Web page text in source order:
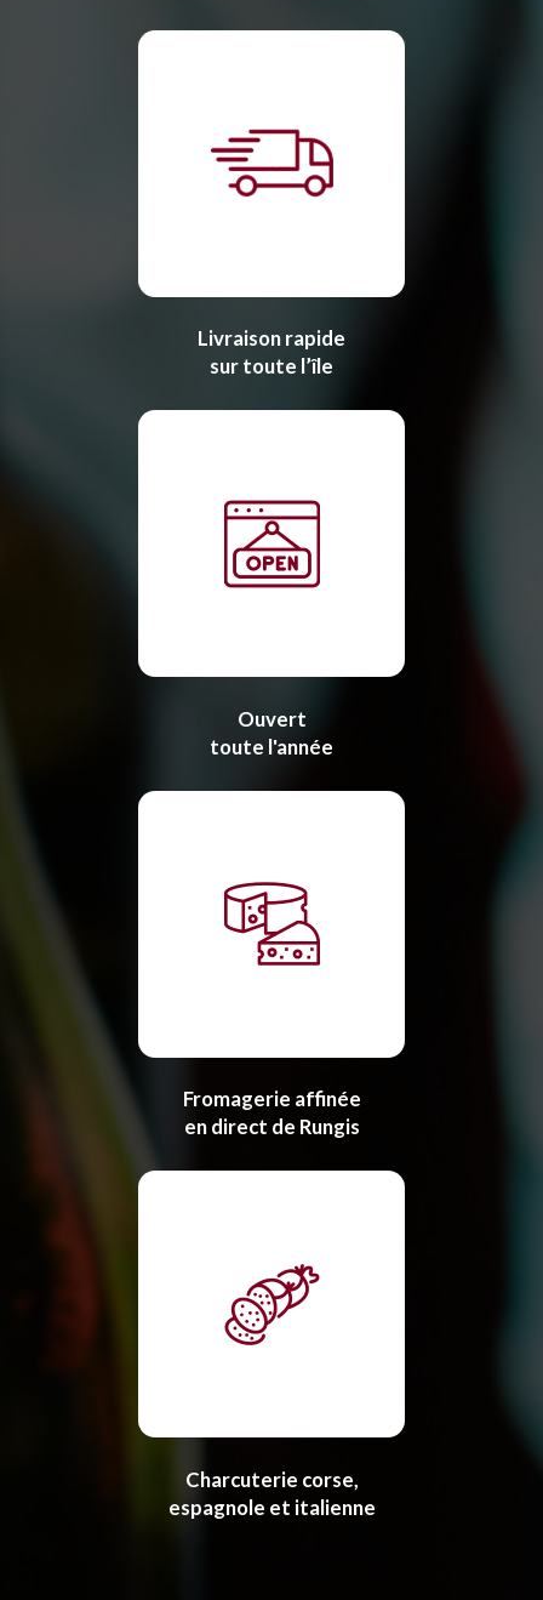
Livraison rapide
sur toute l’île
Ouvert
toute l'année
Fromagerie affinée
en direct de Rungis
Charcuterie corse,
espagnole et italienne